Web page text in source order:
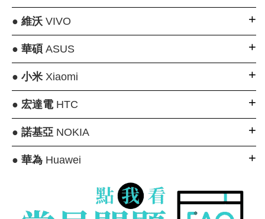
● 維沃VIVO
● 華碩 ASUS
● 小米Xiaomi
● 宏達電HTC
● 諾基亞NOKIA
● 華為Huawei